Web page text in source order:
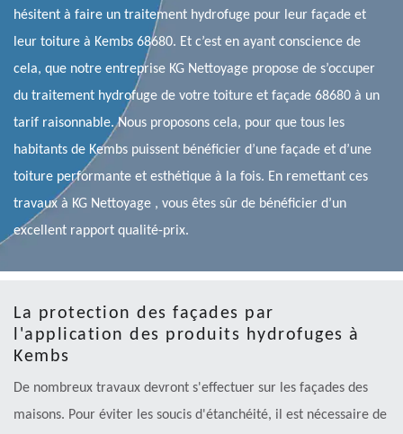
hésitent à faire un traitement hydrofuge pour leur façade et
leur toiture à Kembs 68680. Et c’est en ayant conscience de
cela, que notre entreprise KG Nettoyage propose de s’occuper
du traitement hydrofuge de votre toiture et façade 68680 à un
tarif raisonnable. Nous proposons cela, pour que tous les
habitants de Kembs puissent bénéficier d’une façade et d’une
toiture performante et esthétique à la fois. En remettant ces
travaux à KG Nettoyage , vous êtes sûr de bénéficier d’un
excellent rapport qualité-prix.
La protection des façades par
l'application des produits hydrofuges à
Kembs
De nombreux travaux devront s'effectuer sur les façades des
maisons. Pour éviter les soucis d'étanchéité, il est nécessaire de